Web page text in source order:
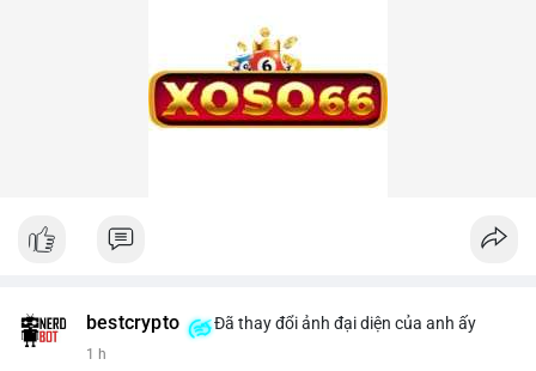
bestcrypto Đã thay đổi ảnh đại diện của anh ấy
1 h